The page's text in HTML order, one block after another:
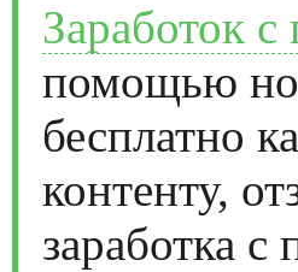
Заработок
помощью
бесплатно
контенту,
заработка